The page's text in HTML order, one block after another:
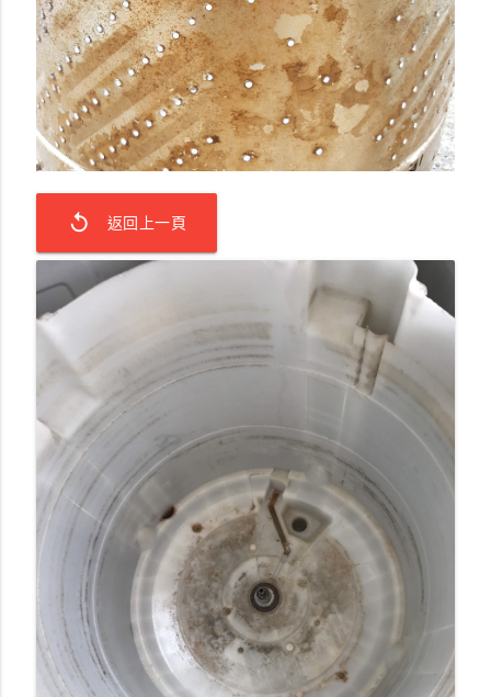
replay 返回上一頁